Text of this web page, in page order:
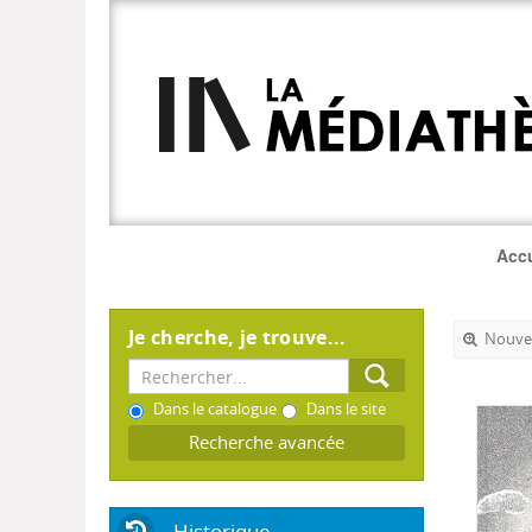
Je cherche, je trouve...
Dans le catalogue Dans le site
Recherche avancée